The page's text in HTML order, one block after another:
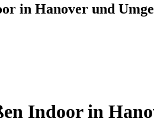
in Hanover und
Indoor in